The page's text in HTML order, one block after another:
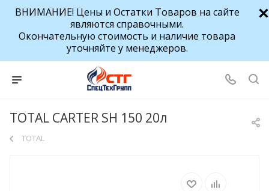
ВНИМАНИЕ! Цены и Остатки Товаров на сайте
являются справочными.
Окончательную стоимость и наличие товара
уточняйте у менеджеров.
TOTAL CARTER SH 150 20л
TOTAL